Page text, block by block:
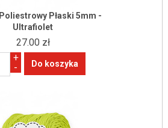
Płaski 5mm -
Ultrafiolet
27.00 zł
+
-